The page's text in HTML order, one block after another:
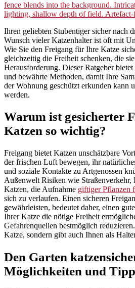
Ihren geliebten Stubentiger sicher nach
Wunsch vieler Katzenhalter ist oft mit
Wie Sie den Freigang für Ihre Katze
gleichzeitig die Freiheit schenken, die
Herausforderung. Dieser Ratgeber
und bewährte Methoden, damit Ihre
der Wohnung geschützt erkunden kann
werden.
Warum ist gesicherter
Katzen so wichtig?
Freigang bietet Katzen unschätzbare
der frischen Luft bewegen, ihr
und soziale Kontakte zu Artgenossen
Außenwelt Risiken wie Straßenverkehr,
Katzen, die Aufnahme giftiger Pflanzen
sich zu verlaufen. Einen sicheren
gewährleisten, bedeutet daher, einen
Ihrer Katze die nötige Freiheit
Gefahrenquellen bestmöglich
Katze, sondern gibt auch Ihnen als
Den Garten
Möglichkeiten und